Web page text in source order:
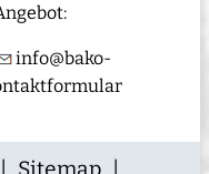
info@bako-